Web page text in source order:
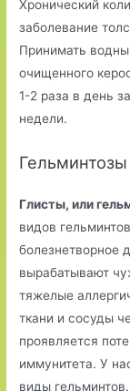
Хронический
заболевание
Принимать
очищенного
1-2 раза в день
недели.
Глисты, или
видов
болезнетворное
вырабатывают
тяжелые
ткани и сосуды
проявляется
иммунитета. У
виды гельминтов.